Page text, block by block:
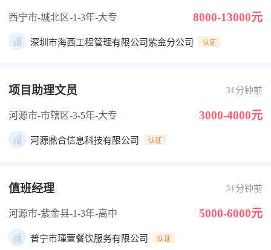
西宁市-城北区-1-3年-大专 8000-13000元
深圳市海西工程管理有限公司紫金分公司 认证
项目助理文员 31分钟前
河源市-市辖区-3-5年-大专 3000-4000元
河源鼎合信息科技有限公司 认证
值班经理 31分钟前
河源市-紫金县-1-3年-高中 5000-6000元
普宁市瑾萱餐饮服务有限公司 认证